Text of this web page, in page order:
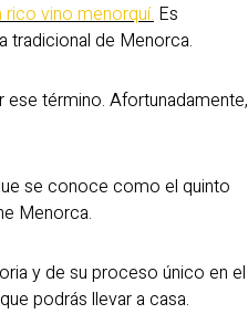
rico vino menorquí. Es
tradicional de Menorca.
término. Afortunadamente,
se conoce como el quinto
Menorca.
y de su proceso único en el
podrás llevar a casa.